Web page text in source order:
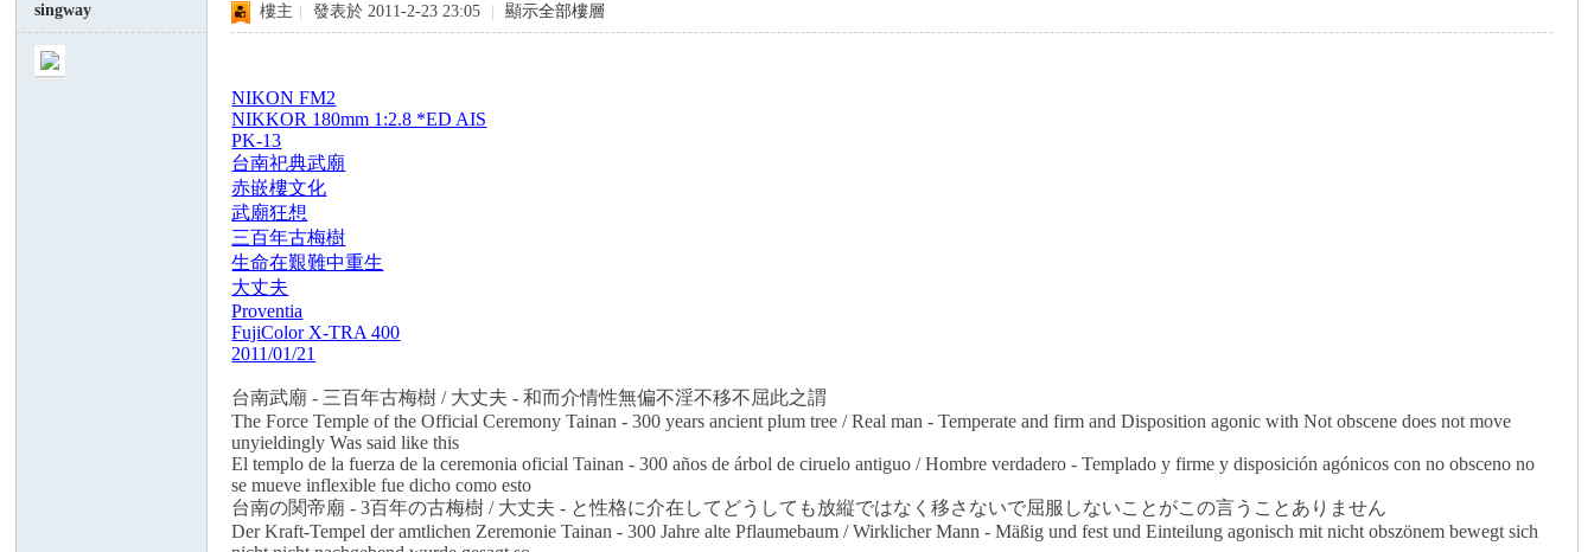
singway 樓主 發表於 2011-2-23 23:05 顯示全部樓層
NIKON FM2
NIKKOR 180mm 1:2.8 *ED AIS
PK-13
台南祀典武廟
赤嵌樓文化
武廟狂想
三百年古梅樹
生命在艱難中重生
大丈夫
Proventia
FujiColor X-TRA 400
2011/01/21
台南武廟 - 三百年古梅樹 / 大丈夫 - 和而介情性無偏不淫不移不屈此之謂
The Force Temple of the Official Ceremony Tainan - 300 years ancient plum tree / Real man - Temperate and firm and Disposition agonic with Not obscene does not move
unyieldingly Was said like this
El templo de la fuerza de la ceremonia oficial Tainan - 300 años de árbol de ciruelo antiguo / Hombre verdadero - Templado y firme y disposición agónicos con no obsceno no
se mueve inflexible fue dicho como esto
台南の関帝廟 - 3百年の古梅樹 / 大丈夫 - と性格に介在してどうしても放縦ではなく移さないで屈服しないことがこの言うことありません
Der Kraft-Tempel der amtlichen Zeremonie Tainan - 300 Jahre alte Pflaumebaum / Wirklicher Mann - Mäßig und fest und Einteilung agonisch mit nicht obszönem bewegt sich